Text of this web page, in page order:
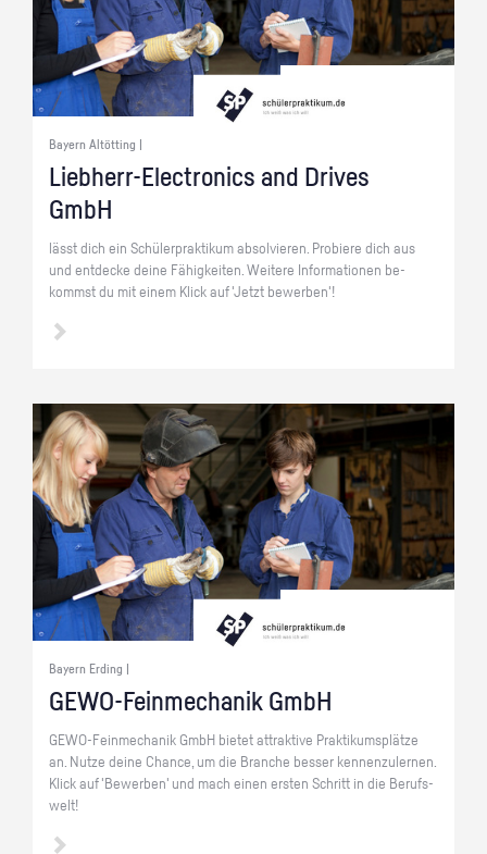
Bayern Altötting |
Lieb­herr-Elec­tro­nics and Dri­ves
GmbH
lässt dich ein Schü­ler­prak­ti­kum ab­sol­vie­ren. Pro­bie­re dich aus
und ent­de­cke deine Fä­hig­kei­ten. Wei­te­re In­for­ma­tio­nen be­
kommst du mit einem Klick auf 'Jetzt be­wer­ben'!
Bayern Erding |
GE­WO-Fein­me­cha­nik GmbH
GE­WO-Fein­me­cha­nik GmbH bie­tet at­trak­ti­ve Prak­ti­kums­plät­ze
an. Nutze deine Chan­ce, um die Bran­che bes­ser ken­nen­zu­ler­nen.
Klick auf 'Be­wer­ben' und mach einen ers­ten Schritt in die Be­rufs­
welt!